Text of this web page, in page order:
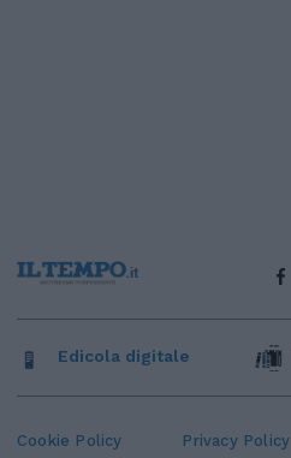
Cookie Policy Privacy Policy
Edicola digitale